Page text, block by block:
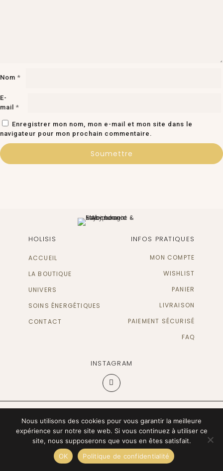
Nom *
E-
mail *
Enregistrer mon nom, mon e-mail et mon site dans le
navigateur pour mon prochain commentaire.
HOLISIS
ACCUEIL
LA BOUTIQUE
UNIVERS
SOINS ÉNERGÉTIQUES
CONTACT
INFOS PRATIQUES
MON COMPTE
WISHLIST
PANIER
LIVRAISON
PAIEMENT SÉCURISÉ
FAQ
INSTAGRAM
CGV-MENTIONS LÉGALES-CONFIDENTIALITÉ
0
Nous utilisons des cookies pour vous garantir la meilleure
expérience sur notre site web. Si vous continuez à utiliser ce
site, nous supposerons que vous en êtes satisfait.
OK
Politique de confidentialité